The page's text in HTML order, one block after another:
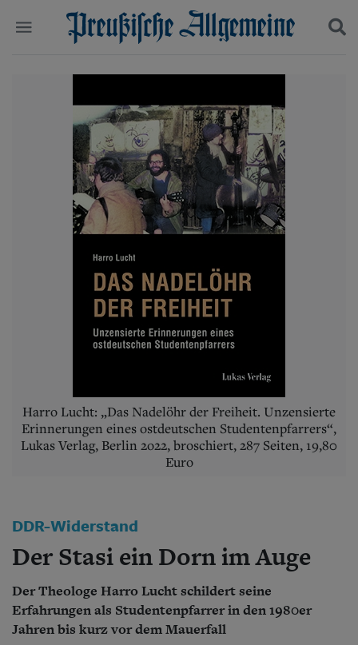
Start
Wer wir sind
Abonnenten-Login
Abonnent werden
Abo Prämien
Archiv
Mediadaten
Kultur
Wirtschaft
Panorama
Gesellschaft
Leben
Geschichte
Ostpreußen
Pommern
Berlin-Brandenburg
Danzig und Westpreußen
Bücher
Harro Lucht: „Das Nadelöhr der Freiheit. Unzensierte
Erinnerungen eines ostdeutschen Studentenpfarrers“,
Lukas Verlag, Berlin 2o22, broschiert, 287 Seiten, 19,80
Euro
DDR-Widerstand
Der Stasi ein Dorn im Auge
Der Theologe Harro Lucht schildert seine
Erfahrungen als Studentenpfarrer in den 1980er
Jahren bis kurz vor dem Mauerfall